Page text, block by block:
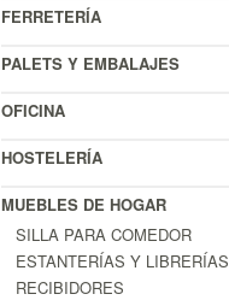
FERRETERÍA
PALETS Y EMBALAJES
OFICINA
HOSTELERÍA
MUEBLES DE HOGAR
SILLA PARA COMEDOR
ESTANTERÍAS Y LIBRERÍAS
RECIBIDORES